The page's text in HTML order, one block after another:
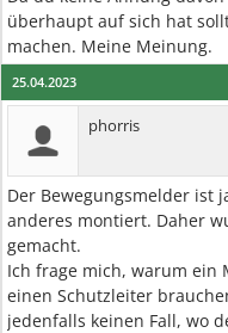
überhaupt auf sich hat
machen. Meine Meinung.
25.04.2023
phorris
Der Bewegungsmelder ist
anderes montiert. Daher
gemacht.
Ich frage mich, warum ein
einen Schutzleiter
jedenfalls keinen Fall, wo